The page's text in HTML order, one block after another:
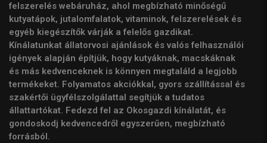
felszerelés webáruház, ahol megbízható minőségű
kutyatápok, jutalomfalatok, vitaminok, felszerelések és
egyéb kiegészítők várják a felelős gazdikat.
Kínálatunkat állatorvosi ajánlások és valós felhasználói
igények alapján építjük, hogy kutyáknak, macskáknak
és más kedvenceknek is könnyen megtaláld a legjobb
termékeket. Folyamatos akciókkal, gyors szállítással és
szakértői ügyfélszolgálattal segítjük a tudatos
állattartókat. Fedezd fel az Okosgazdi kínálatát, és
gondoskodj kedvencedről egyszerűen, megbízható
forrásból.